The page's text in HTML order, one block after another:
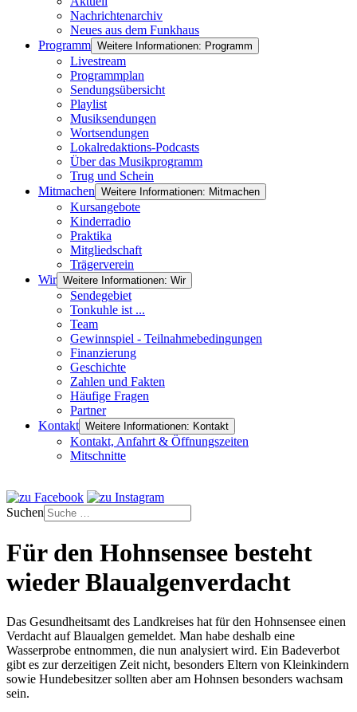
Nachrichtenarchiv
Neues aus dem Funkhaus
Programm Weitere Informationen: Programm
Livestream
Programmplan
Sendungsübersicht
Playlist
Musiksendungen
Wortsendungen
Lokalredaktions-Podcasts
Über das Musikprogramm
Trug und Schein
Mitmachen Weitere Informationen: Mitmachen
Kursangebote
Kinderradio
Praktika
Mitgliedschaft
Trägerverein
Wir Weitere Informationen: Wir
Sendegebiet
Tonkuhle ist ...
Team
Gewinnspiel - Teilnahmebedingungen
Finanzierung
Geschichte
Zahlen und Fakten
Häufige Fragen
Partner
Kontakt Weitere Informationen: Kontakt
Kontakt, Anfahrt & Öffnungszeiten
Mitschnitte
Suchen
Für den Hohnsensee besteht
wieder Blaualgenverdacht
Das Gesundheitsamt des Landkreises hat für den Hohnsensee einen
Verdacht auf Blaualgen gemeldet. Man habe deshalb eine
Wasserprobe entnommen, die nun analysiert wird. Ein Badeverbot
gibt es zur derzeitigen Zeit nicht, besonders Eltern von Kleinkindern
sowie Hundebesitzer sollten aber am Hohnsen besonders wachsam
sein.